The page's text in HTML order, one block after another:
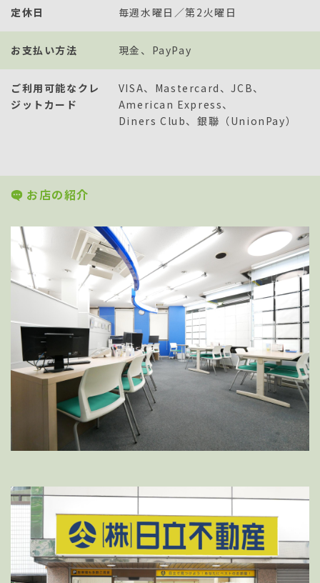
定休日 毎週水曜日／第2火曜日
お支払い方法 現金 PayPay
ご利用可能なクレ
ジットカード
VISA Mastercard
JCB
American Express
Diners Club
銀聯（UnionPay）
お店の紹介